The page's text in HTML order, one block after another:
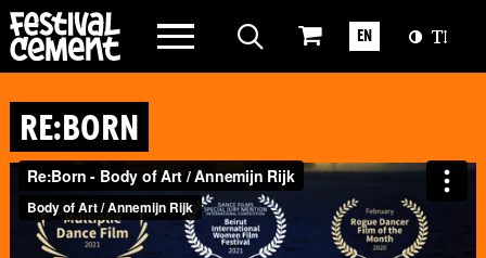
WAT WE DOEN
OVER CEMENT
EN
RE:BORN